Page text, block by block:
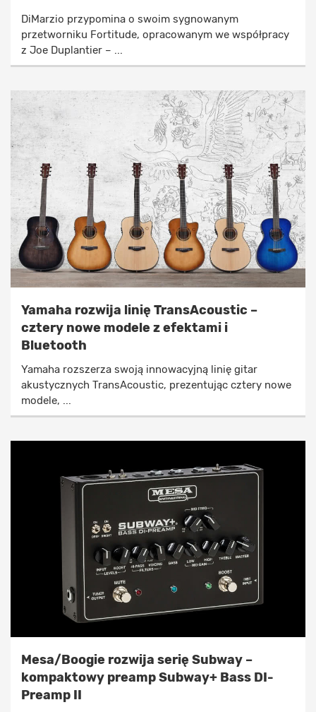
DiMarzio przypomina o swoim sygnowanym
przetworniku Fortitude, opracowanym we współpracy
z Joe Duplantier – ...
Yamaha rozwija linię TransAcoustic –
cztery nowe modele z efektami i
Bluetooth
Yamaha rozszerza swoją innowacyjną linię gitar
akustycznych TransAcoustic, prezentując cztery nowe
modele, ...
Mesa/Boogie rozwija serię Subway –
kompaktowy preamp Subway+ Bass DI-
Preamp II